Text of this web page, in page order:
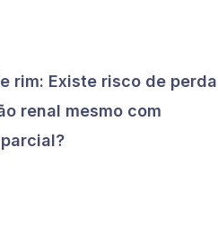
rim: Existe risco de perda
renal mesmo com